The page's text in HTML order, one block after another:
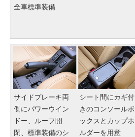
全車標準装備
サイドブレーキ両
側にパワーウイン
ドー、ルーフ開
閉、標準装備のシ
シート間にカギ付
きのコンソールボ
ックスとカップホ
ルダーを用意